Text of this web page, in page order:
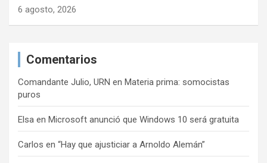
6 agosto, 2026
Comentarios
Comandante Julio, URN en Materia prima: somocistas
puros
Elsa en Microsoft anunció que Windows 10 será gratuita
Carlos en “Hay que ajusticiar a Arnoldo Alemán”